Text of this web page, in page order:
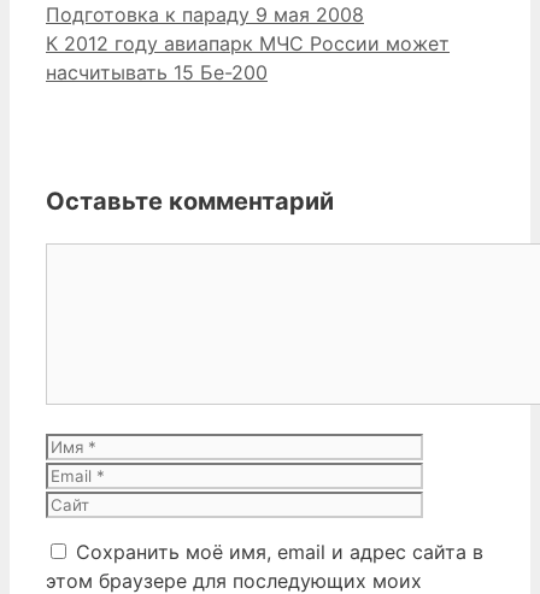
Подготовка к параду 9 мая 2008
К 2012 году авиапарк МЧС России может
насчитывать 15 Бе-200
Оставьте комментарий
Имя
Сохранить моё имя, email и адрес сайта в
этом браузере для последующих моих